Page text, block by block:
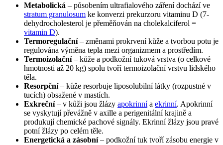
Metabolická – působením ultrafialového záření dochází ve
stratum granulosum ke konverzi prekurzoru vitaminu D (7-
dehydrocholesterol je přeměňován na cholekalciferol =
vitamin D).
Termoregulační– změnami prokrvení kůže a tvorbou potu je
regulována výměna tepla mezi organizmem a prostředím.
Termoizolační– kůže a podkožní tuková vrstva (o celkové
hmotnosti až 20 kg) spolu tvoří termoizolační vrstvu lidského
těla.
Resorpční– kůže resorbuje liposolubilní látky (rozpustné v
tucích) obsažené v mastích.
Exkreční– v kůži jsou žlázy apokrinnía ekrinní. Apokrinní
se vyskytují převážně v axille a perigenitální krajině a
produkují chemické pachové signály. Ekrinní žlázy jsou pravé
potní žlázy po celém těle.
Energetická a zásobní– podkožní tuk tvoří zásobu energie v